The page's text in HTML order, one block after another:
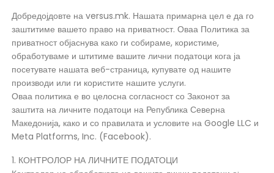
Добредојдовте на versus.mk. Нашата примарна цел е да го
заштитиме вашето право на приватност. Оваа Политика за
приватност објаснува како ги собираме, користиме,
обработуваме и штитиме вашите лични податоци кога ја
посетувате нашата веб-страница, купувате од нашите
производи или ги користите нашите услуги.
Оваа политика е во целосна согласност со Законот за
заштита на личните податоци на Република Северна
Македонија, како и со правилата и условите на Google LLC и
Meta Platforms, Inc. (Facebook).
1. КОНТРОЛОР НА ЛИЧНИТЕ ПОДАТОЦИ